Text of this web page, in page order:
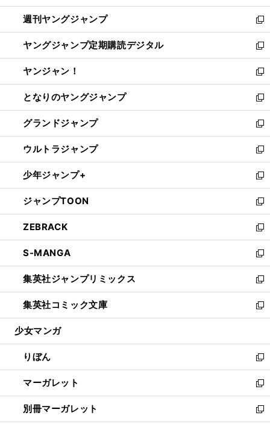
開
く
ウ
で
開
く
ン
ド
ウ
で
開
く
ウ
ィ
ン
ド
ウ
で
開
く
週刊ヤングジャンプ
新
し
い
ウ
ィ
ン
ド
ウ
で
開
く
ヤングジャンプ定期購読デジタル
新
し
い
ウ
ィ
ン
ド
ウ
で
開
く
ヤンジャン！
新
し
い
ウ
ィ
ン
ド
ウ
で
開
く
となりのヤングジャンプ
新
し
い
ウ
ィ
ン
ド
ウ
で
開
く
グランドジャンプ
新
し
い
ウ
ィ
ン
ド
ウ
で
開
く
ウルトラジャンプ
新
し
い
ウ
ィ
ン
ド
ウ
で
開
く
少年ジャンプ+
新
し
い
ウ
ィ
ン
ド
ウ
で
開
く
ジャンプTOON
新
し
い
ウ
ィ
ン
ド
ウ
で
開
ZEBRACK
新
し
い
ウ
ィ
ン
ド
ウ
開
く
S-MANGA
新
し
い
ウ
ィ
ン
ウ
で
開
く
集英社ジャンプリミックス
新
し
い
ウ
ン
ド
ウ
で
開
く
集英社コミック文庫
新
し
ウ
ィ
ン
ド
ウ
で
開
少女マンガ
りぼん
新
し
い
ウ
ィ
マーガレット
新
し
い
別冊マーガレット
新